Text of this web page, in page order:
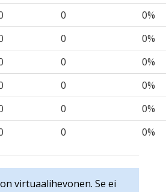
0
0%
0
0%
0
0%
0
0%
0
0%
0 0%
virtuaalihevonen. Se ei